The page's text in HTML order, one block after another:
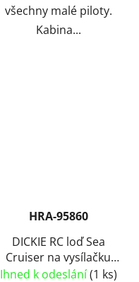
všechny malé piloty.
Kabina...
HRA-95860
DICKIE RC loď Sea
Cruiser na vysílačku
2,4GHz do vody na
Ihned k odeslání(1 ks)